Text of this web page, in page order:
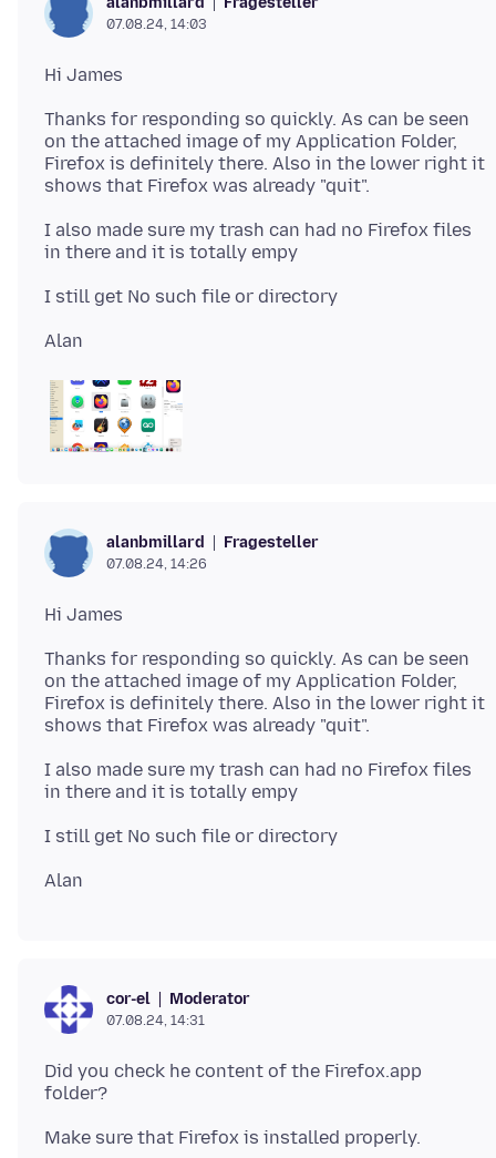
07.08.24, 14:03
Thanks for responding so quickly. As can be seen
on the attached image of my Application Folder,
Firefox is definitely there. Also in the lower right it
I also made sure my trash can had no Firefox files
alanbmillard Fragesteller
07.08.24, 14:26
Thanks for responding so quickly. As can be seen
on the attached image of my Application Folder,
Firefox is definitely there. Also in the lower right it
I also made sure my trash can had no Firefox files
cor-el Moderator
07.08.24, 14:31
Did you check he content of the Firefox.app